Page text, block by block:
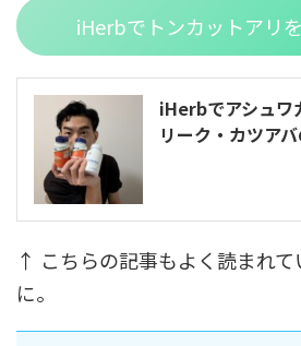
iHerbでトンカットアリ
iHerbでアシュワ
リーク・カツア
↑ こちらの記事もよく読まれて
に。